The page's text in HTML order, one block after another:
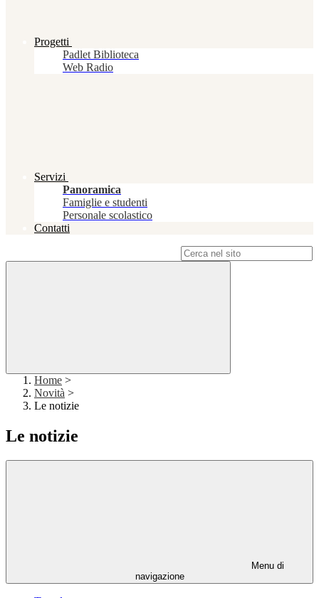
Progetti
Padlet Biblioteca
Web Radio
Servizi
Panoramica
Famiglie e studenti
Personale scolastico
Contatti
Home >
Novità >
Le notizie
Le notizie
Menu di
navigazione